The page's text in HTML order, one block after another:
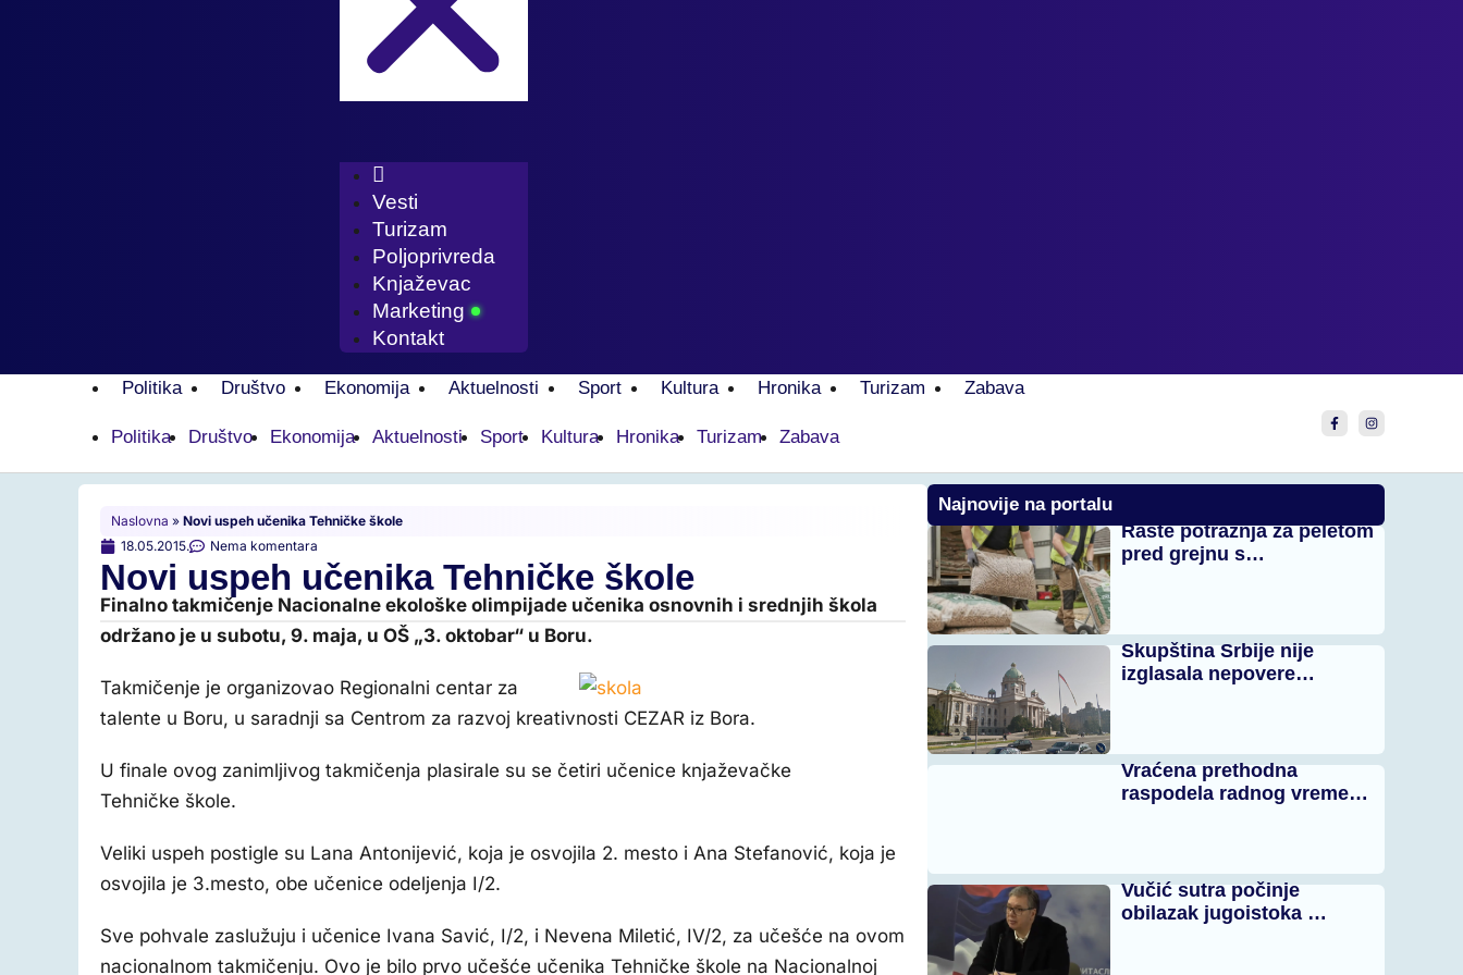
Vesti
Turizam
Poljoprivreda
Knjaževac
Marketing
Kontakt
Politika Društvo Ekonomija Aktuelnosti Sport Kultura Hronika Turizam Zabava
Politika Društvo Ekonomija Aktuelnosti Sport Kultura Hronika Turizam Zabava
Naslovna » Novi uspeh učenika Tehničke škole
18.05.2015.
Nema komentara
Novi uspeh učenika Tehničke škole
Finalno takmičenje Nacionalne ekološke olimpijade učenika osnovnih i srednjih škola
održano je u subotu, 9. maja, u OŠ „3. oktobar“ u Boru.
Takmičenje je organizovao Regionalni centar za
talente u Boru, u saradnji sa Centrom za razvoj kreativnosti CEZAR iz Bora.
U finale ovog zanimljivog takmičenja plasirale su se četiri učenice knjaževačke
Tehničke škole.
Veliki uspeh postigle su Lana Antonijević, koja je osvojila 2. mesto i Ana Stefanović, koja je
osvojila je 3.mesto, obe učenice odeljenja I/2.
Sve pohvale zaslužuju i učenice Ivana Savić, I/2, i Nevena Miletić, IV/2, za učešće na ovom
nacionalnom takmičenju. Ovo je bilo prvo učešće učenika Tehničke škole na Nacionalnoj
Najnovije na portalu
Raste potražnja za peletom
pred grejnu s…
Skupština Srbije nije
izglasala nepovere…
Vraćena prethodna
raspodela radnog vreme…
Vučić sutra počinje
obilazak jugoistoka …